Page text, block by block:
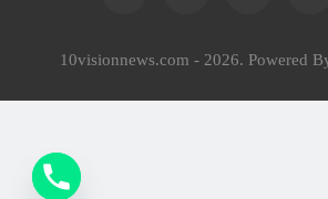
10visionnews.com - 2026. Powered